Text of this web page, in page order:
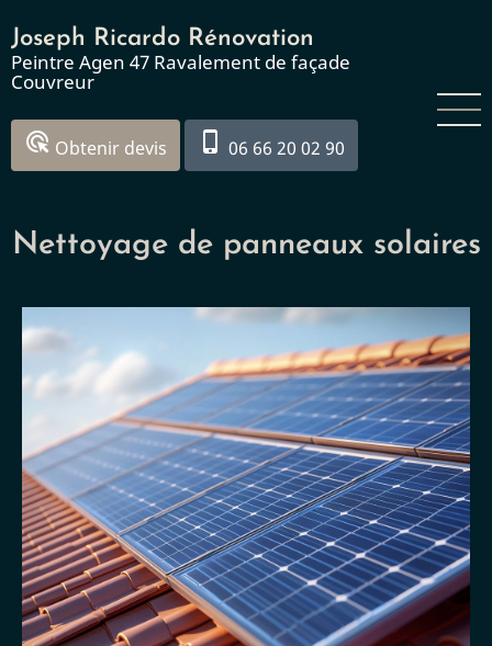
au
contenu
principal
Joseph Ricardo Rénovation
Peintre Agen 47 Ravalement de façade
Couvreur
ads_click Obtenir devis phone_iphone 06 66 20 02 90
Nettoyage de panneaux solaires